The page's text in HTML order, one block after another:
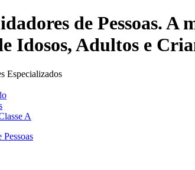
de Pessoas. A
Idosos, Adultos e
Especializados
A